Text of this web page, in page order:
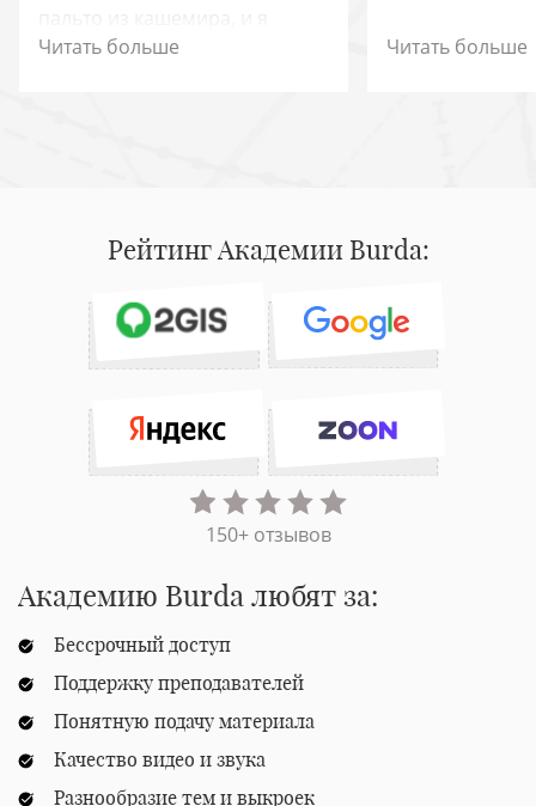
очень довольна что не
Читать больше Читать больше
Рейтинг Академии Burda:
150+ отзывов
Академию Burda любят за:
Бессрочный доступ
Поддержку преподавателей
Понятную подачу материала
Качество видео и звука
Разнообразие тем и выкроек